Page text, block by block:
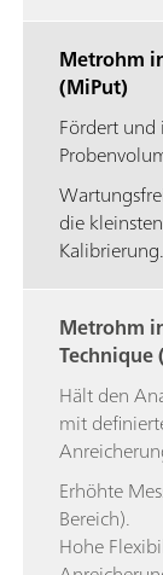
Metrohm
(MiPut)
Fördert
die
Kalibrierung.
Metrohm
Technique
Hält den
mit
Erhöhte
Bereich).
Hohe